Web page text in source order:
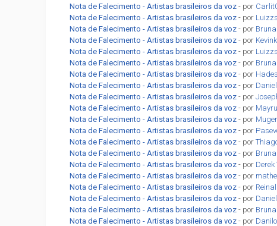
Nota de Falecimento - Artistas brasileiros da voz - por
Nota de Falecimento - Artistas brasileiros da voz - por Luizzs
Nota de Falecimento - Artistas brasileiros da voz - por Bruna'
Nota de Falecimento - Artistas brasileiros da voz - por
Nota de Falecimento - Artistas brasileiros da voz - por Luizzs
Nota de Falecimento - Artistas brasileiros da voz - por Bruna'
Nota de Falecimento - Artistas brasileiros da voz - por Hades
Nota de Falecimento - Artistas brasileiros da voz - por
Nota de Falecimento - Artistas brasileiros da voz - por
Nota de Falecimento - Artistas brasileiros da voz - por
Nota de Falecimento - Artistas brasileiros da voz - por
Nota de Falecimento - Artistas brasileiros da voz - por
Nota de Falecimento - Artistas brasileiros da voz - por
Nota de Falecimento - Artistas brasileiros da voz - por Bruna'
Nota de Falecimento - Artistas brasileiros da voz - por
Nota de Falecimento - Artistas brasileiros da voz - por
Nota de Falecimento - Artistas brasileiros da voz - por
Nota de Falecimento - Artistas brasileiros da voz - por
Nota de Falecimento - Artistas brasileiros da voz - por Bruna'
Nota de Falecimento - Artistas brasileiros da voz - por